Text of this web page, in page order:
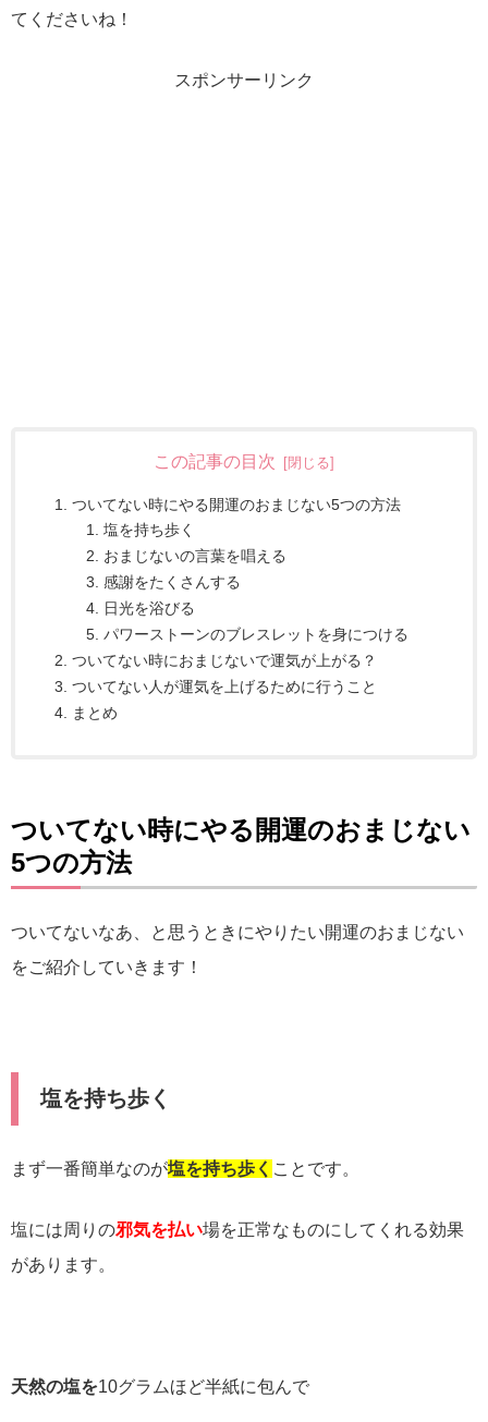
てくださいね！
スポンサーリンク
この記事の目次
ついてない時にやる開運のおまじない5つの方法
塩を持ち歩く
おまじないの言葉を唱える
感謝をたくさんする
日光を浴びる
パワーストーンのブレスレットを身につける
ついてない時におまじないで運気が上がる？
ついてない人が運気を上げるために行うこと
まとめ
ついてない時にやる開運のおまじない
5つの方法
ついてないなあ、と思うときにやりたい開運のおまじない
をご紹介していきます！
塩を持ち歩く
まず一番簡単なのが塩を持ち歩く ことです。
塩には周りの邪気を払い場を正常なものにしてくれる効果
があります。
天然の塩を10グラムほど半紙に包んで